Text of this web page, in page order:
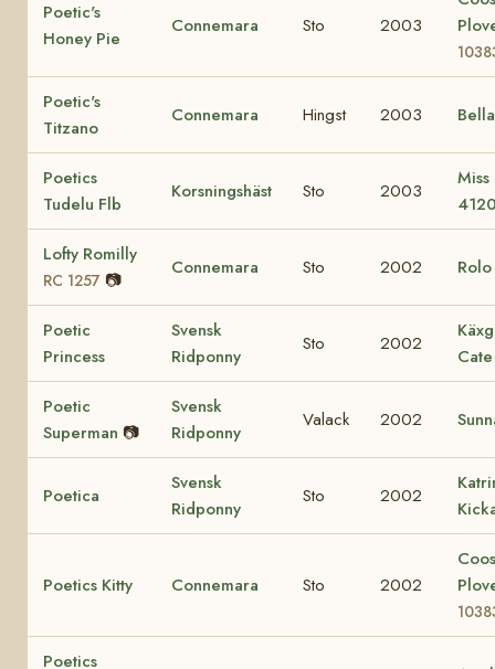
Poetic's
Honey Pie
Connemara Sto 2003
Poetic's
Titzano
Connemara Hingst 2003
Poetics
Tudelu Flb
Korsningshäst Sto 2003
Miss
Lofty Romilly
RC 1257 📷
Connemara Sto 2002 Rolo
Poetic
Princess
Svensk
Ridponny
Sto 2002
Cate
Poetic
Superman 📷
Svensk
Ridponny
Valack 2002
Poetica
Svensk
Ridponny
Sto 2002
Poetics Kitty Connemara Sto 2002
Poetics